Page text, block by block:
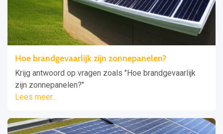
Hoe brandgevaarlijk zijn zonnepanelen?
Krijg antwoord op vragen zoals "Hoe brandgevaarlijk
zijn zonnepanelen?"
Lees meer...